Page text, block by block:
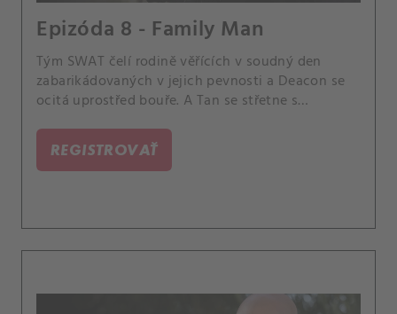
Epizóda 8 - Family Man
Tým SWAT čelí rodině věřících v soudný den
zabarikádovaných v jejich pevnosti a Deacon se
ocitá uprostřed bouře. A Tan se střetne s
se potýká se setkáním s dítětem, které před 18
lety dala k adopci.
REGISTROVAŤ